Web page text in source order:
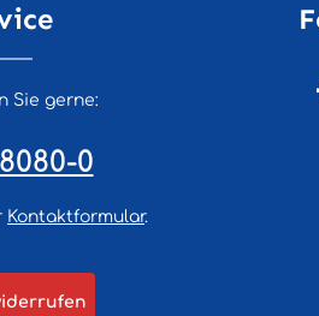
Sie gerne:
0
Kontaktformular.